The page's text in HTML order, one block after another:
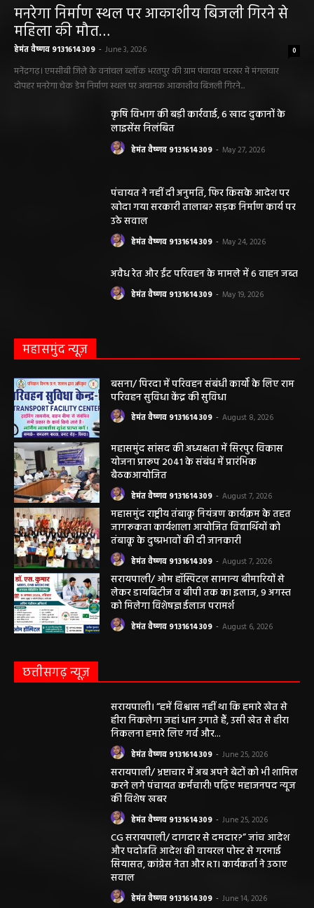
मनरेगा निर्माण स्थल पर आकाशीय बिजली गिरने से
महिला की मौत…
हेमंत वैष्णव 9131614309 - June 3, 2026 0
मनेंद्रगढ़। एमसीबी जिले के वनांचल ब्लॉक भरतपुर की ग्राम पंचायत चरखर में मंगलवार
दोपहर मनरेगा चेक डेम निर्माण स्थल पर अचानक आकाशीय बिजली गिरने...
कृषि विभाग की बड़ी कार्रवाई, 6 खाद दुकानों के
लाइसेंस निलंबित
हेमंत वैष्णव 9131614309 - May 27, 2026
पंचायत ने नहीं दी अनुमति, फिर किसके आदेश पर
खोदा गया सरकारी तालाब? सड़क निर्माण कार्य पर
उठे सवाल
हेमंत वैष्णव 9131614309 - May 24, 2026
अवैध रेत और ईंट परिवहन के मामले में 6 वाहन जब्त
हेमंत वैष्णव 9131614309 - May 19, 2026
महासमुंद न्यूज़
बसना/ पिरदा में परिवहन संबंधी कार्यों के लिए राम
परिवहन सुविधा केंद्र की सुविधा
हेमंत वैष्णव 9131614309 - August 8, 2026
महासमुंद सांसद की अध्यक्षता में सिरपुर विकास
योजना प्रारूप 2041 के संबंध में प्रारंभिक
बैठकआयोजित
हेमंत वैष्णव 9131614309 - August 7, 2026
महासमुंद राष्ट्रीय तंबाकू नियंत्रण कार्यक्रम के तहत
जागरूकता कार्यशाला आयोजित विद्यार्थियों को
तंबाकू के दुष्प्रभावों की दी जानकारी
हेमंत वैष्णव 9131614309 - August 7, 2026
सरायपाली/ ओम हॉस्पिटल सामान्य बीमारियों से
लेकर डायबिटीज व बीपी तक का इलाज, 9 अगस्त
को मिलेगा विशेषज्ञ ईलाज परामर्श
हेमंत वैष्णव 9131614309 - August 6, 2026
छत्तीसगढ़ न्यूज़
सरायपाली। “हमें विश्वास नहीं था कि हमारे खेत से
हीरा निकलेगा जहां धान उगाते हैं, उसी खेत से हीरा
निकलना हमारे लिए गर्व और...
हेमंत वैष्णव 9131614309 - June 25, 2026
सरायपाली/ भ्रष्टाचार में अब अपने बेटों को भी शामिल
करने लगे पंचायत कर्मचारी! पढ़िए महाजनपद न्यूज
की विशेष खबर
हेमंत वैष्णव 9131614309 - June 25, 2026
CG सरायपाली/ दागदार से दमदार?” जांच आदेश
और पदोन्नति आदेश की वायरल पोस्ट से गरमाई
सियासत, कांग्रेस नेता और RTI कार्यकर्ता ने उठाए
सवाल
हेमंत वैष्णव 9131614309 - June 14, 2026